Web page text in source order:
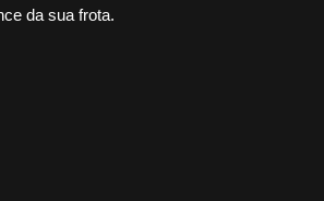
da sua frota.